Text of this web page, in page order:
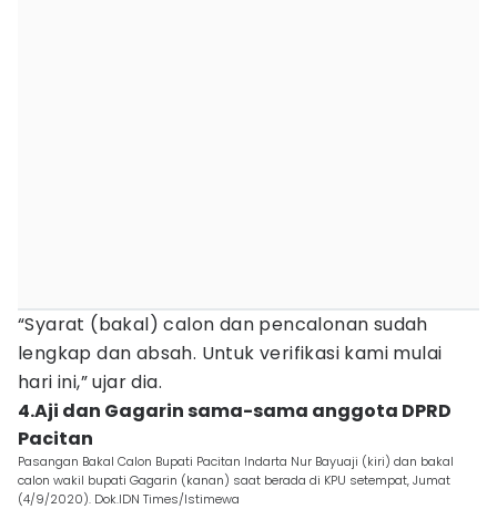
“Syarat (bakal) calon dan pencalonan sudah
lengkap dan absah. Untuk verifikasi kami mulai
hari ini,” ujar dia.
4.Aji dan Gagarin sama-sama anggota DPRD
Pacitan
Pasangan Bakal Calon Bupati Pacitan Indarta Nur Bayuaji (kiri) dan bakal
calon wakil bupati Gagarin (kanan) saat berada di KPU setempat, Jumat
(4/9/2020). Dok.IDN Times/Istimewa